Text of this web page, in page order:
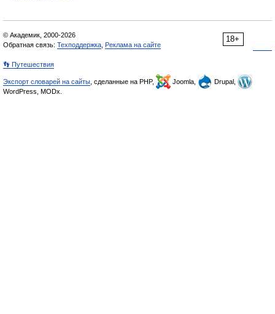
18+
© Академик, 2000-2026
Обратная связь: Техподдержка Реклама на сайте
👣 Путешествия
Экспорт словарей на сайты , сделанные на PHP, Joomla,
Drupal,
WordPress, MODx.